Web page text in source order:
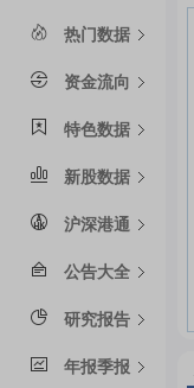
热门数据
资金流向
特色数据
新股数据
沪深港通
公告大全
研究报告
年报季报